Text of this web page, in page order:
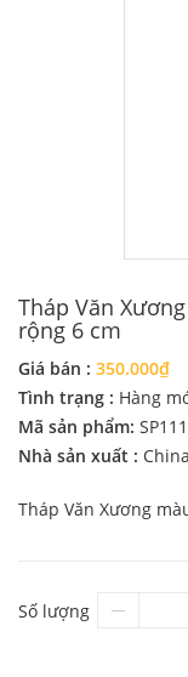
Tháp Văn
rộng 6 cm
Giá bán : 350.000₫
Tình trạng : Hàng
Mã sản phẩm:
Nhà sản xuất : China
Tháp Văn Xương
Số lượng